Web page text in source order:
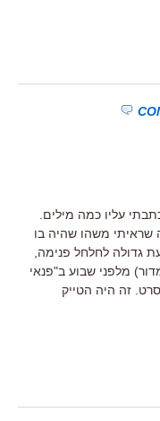
עליו כמה מילים.
שראיתי משהו שהיה בו
גדולה לחלחל פנימה,
מלפני שבוע ב"פנאי
זה היה הטייק